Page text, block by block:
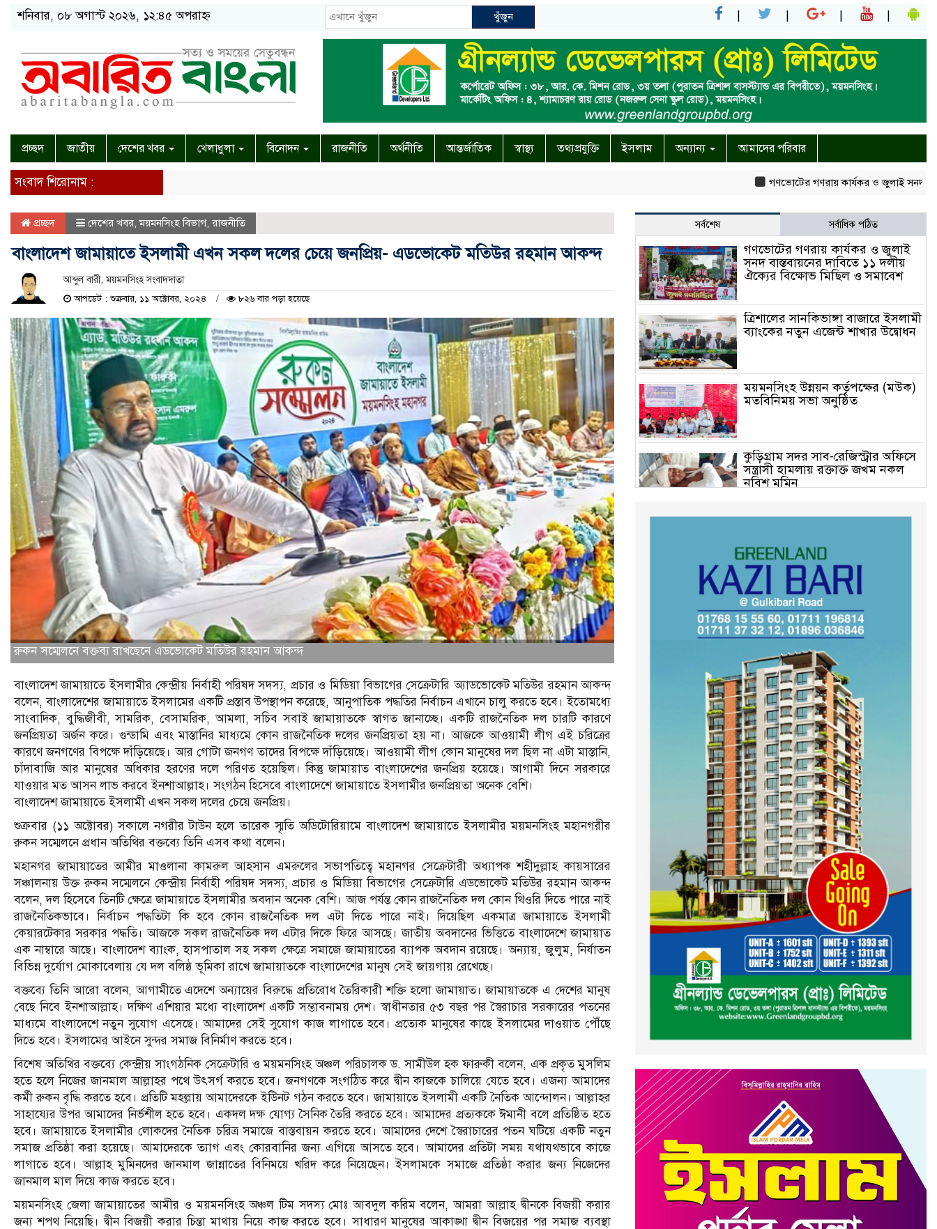
শনিবার, ০৮ অগাস্ট ২০২৬, ১২:৪৫ অপরাহ্ন খুঁজুন
প্রচ্ছদ জাতীয় দেশের খবর খেলাধুলা বিনোদন রাজনীতি অর্থনীতি আন্তর্জাতিক স্বাস্থ্য তথ্যপ্রযুক্তি ইসলাম অন্যান্য আমাদের পরিবার
সংবাদ শিরোনাম : গণভোটের গণরায় কার্যকর ও জুলাই সনদ বাস্তবায়নের
প্রচ্ছদ দেশের খবর,ময়মনসিংহ বিভাগ, রাজনীতি
বাংলাদেশ জামায়াতে ইসলামী এখন সকল দলের চেয়ে জনপ্রিয়- এডভোকেট মতিউর রহমান আকন্দ
আব্দুল বারী, ময়মনসিংহ সংবাদদাতা
আপডেট : শুক্রবার, ১১ অক্টোবর, ২০২৪ ৮২৬ বার পড়া হয়েছে
রুকন সম্মেলনে বক্তব্য রাখছেনে এডভোকেট মতিউর রহমান আকন্দ
বাংলাদেশ জামায়াতে ইসলামীর কেন্দ্রীয় নির্বাহী পরিষদ সদস্য, প্রচার ও মিডিয়া বিভাগের সেক্রেটারি অ্যাডভোকেট মতিউর রহমান আকন্দ
বলেন, বাংলাদেশের জামায়াতে ইসলামের একটি প্রস্তাব উপস্থাপন করেছে, আনুপাতিক পদ্ধতির নির্বাচন এখানে চালু করতে হবে। ইতোমধ্যে
সাংবাদিক, বুদ্ধিজীবী, সামরিক, বেসামরিক, আমলা, সচিব সবাই জামায়াতকে স্বাগত জানাচ্ছে। একটি রাজনৈতিক দল চারটি কারণে
জনপ্রিয়তা অর্জন করে। গুন্ডামি এবং মাস্তানির মাধ্যমে কোন রাজনৈতিক দলের জনপ্রিয়তা হয় না। আজকে আওয়ামী লীগ এই চরিত্রের
কারণে জনগণের বিপক্ষে দাঁড়িয়েছে। আর গোটা জনগণ তাদের বিপক্ষে দাঁড়িয়েছে। আওয়ামী লীগ কোন মানুষের দল ছিল না এটা মাস্তানি,
চাঁদাবাজি আর মানুষের অধিকার হরণের দলে পরিণত হয়েছিল। কিন্তু জামায়াত বাংলাদেশের জনপ্রিয় হয়েছে। আগামী দিনে সরকারে
যাওয়ার মত আসন লাভ করবে ইনশাআল্লাহ। সংগঠন হিসেবে বাংলাদেশে জামায়াতে ইসলামীর জনপ্রিয়তা অনেক বেশি।
বাংলাদেশ জামায়াতে ইসলামী এখন সকল দলের চেয়ে জনপ্রিয়।
শুক্রবার (১১ অক্টোবর) সকালে নগরীর টাউন হলে তারেক স্মৃতি অডিটোরিয়ামে বাংলাদেশ জামায়াতে ইসলামীর ময়মনসিংহ মহানগরীর
রুকন সম্মেলনে প্রধান অতিথির বক্তব্যে তিনি এসব কথা বলেন।
মহানগর জামায়াতের আমীর মাওলানা কামরুল আহসান এমরুলের সভাপতিত্বে মহানগর সেক্রেটারী অধ্যাপক শহীদুল্লাহ কায়সারের
সঞ্চালনায় উক্ত রুকন সম্মেলনে কেন্দ্রীয় নির্বাহী পরিষদ সদস্য, প্রচার ও মিডিয়া বিভাগের সেক্রেটারি এডভোকেট মতিউর রহমান আকন্দ
বলেন, দল হিসেবে তিনটি ক্ষেত্রে জামায়াতে ইসলামীর অবদান অনেক বেশি। আজ পর্যন্ত কোন রাজনৈতিক দল কোন থিওরি দিতে পারে নাই
রাজনৈতিকভাবে। নির্বাচন পদ্ধতিটা কি হবে কোন রাজনৈতিক দল এটা দিতে পারে নাই। দিয়েছিল একমাত্র জামায়াতে ইসলামী
কেয়ারটেকার সরকার পদ্ধতি। আজকে সকল রাজনৈতিক দল এটার দিকে ফিরে আসছে। জাতীয় অবদানের ভিত্তিতে বাংলাদেশে জামায়াত
এক নাম্বারে আছে। বাংলাদেশ ব্যাংক, হাসপাতাল সহ সকল ক্ষেত্রে সমাজে জামায়াতের ব্যাপক অবদান রয়েছে। অন্যায়, জুলুম, নির্যাতন
বিভিন্ন দুর্যোগ মোকাবেলায় যে দল বলিষ্ঠ ভূমিকা রাখে জামায়াতকে বাংলাদেশের মানুষ সেই জায়গায় রেখেছে।
বক্তব্যে তিনি আরো বলেন, আগামীতে এদেশে অন্যায়ের বিরুদ্ধে প্রতিরোধ তৈরিকারী শক্তি হলো জামায়াত। জামায়াতকে এ দেশের মানুষ
বেছে নিবে ইনশাআল্লাহ। দক্ষিণ এশিয়ার মধ্যে বাংলাদেশ একটি সম্ভাবনাময় দেশ। স্বাধীনতার ৫৩ বছর পর স্বৈরাচার সরকারের পতনের
মাধ্যমে বাংলাদেশে নতুন সুযোগ এসেছে। আমাদের সেই সুযোগ কাজ লাগাতে হবে। প্রত্যেক মানুষের কাছে ইসলামের দাওয়াত পৌঁছে
দিতে হবে। ইসলামের আইনে সুন্দর সমাজ বিনির্মাণ করতে হবে।
বিশেষ অতিথির বক্তব্যে কেন্দ্রীয় সাংগঠনিক সেক্রেটারি ও ময়মনসিংহ অঞ্চল পরিচালক ড. সামীউল হক ফারুকী বলেন, এক প্রকৃত মুসলিম
হতে হলে নিজের জানমাল আল্লাহর পথে উৎসর্গ করতে হবে। জনগণকে সংগঠিত করে দ্বীন কাজকে চালিয়ে যেতে হবে। এজন্য আমাদের
কর্মী রুকন বৃদ্ধি করতে হবে। প্রতিটি মহল্লায় আমাদেরকে ইউিনট গঠন করতে হবে। জামায়াতে ইসলামী একটি নৈতিক আন্দোলন। আল্লাহর
সাহায্যের উপর আমাদের নির্ভশীল হতে হবে। একদল দক্ষ যোগ্য সৈনিক তৈরি করতে হবে। আমাদের প্রত্যককে ঈমানী বলে প্রতিষ্ঠিত হতে
হবে। জামায়াতে ইসলামীর লোকদের নৈতিক চরিত্র সমাজে বাস্তবায়ন করতে হবে। আমাদের দেশে স্বৈরাচারের পতন ঘটিয়ে একটি নতুন
সমাজ প্রতিষ্ঠা করা হয়েছে। আমাদেরকে ত্যাগ এবং কোরবানির জন্য এগিয়ে আসতে হবে। আমাদের প্রতিটা সময় যথাযথভাবে কাজে
লাগাতে হবে। আল্লাহ মুমিনদের জানমাল জান্নাতের বিনিময়ে খরিদ করে নিয়েছেন। ইসলামকে সমাজে প্রতিষ্ঠা করার জন্য নিজেদের
জানমাল মাল দিয়ে কাজ করতে হবে।
ময়মনসিংহ জেলা জামায়াতের আমীর ও ময়মনসিংহ অঞ্চল টিম সদস্য মোঃ আবদুল করিম বলেন, আমরা আল্লাহ দ্বীনকে বিজয়ী করার
জন্য শপথ নিয়েছি। দ্বীন বিজয়ী করার চিন্তা মাথায় নিয়ে কাজ করতে হবে। সাধারণ মানুষের আকাঙ্খা দ্বীন বিজয়ের পর সমাজ ব্যবস্থা
সর্বশেষ সর্বাধিক পঠিত
গণভোটের গণরায় কার্যকর ও জুলাই
সনদ বাস্তবায়নের দাবিতে ১১ দলীয়
ঐক্যের বিক্ষোভ মিছিল ও সমাবেশ
ত্রিশালের সানকিভাঙ্গা বাজারে ইসলামী
ব্যাংকের নতুন এজেন্ট শাখার উদ্বোধন
ময়মনসিংহ উন্নয়ন কর্তৃপক্ষের (মউক)
মতবিনিময় সভা অনুষ্ঠিত
কুড়িগ্রাম সদর সাব-রেজিস্ট্রার অফিসে
সন্ত্রাসী হামলায় রক্তাক্ত জখম নকল
নবিশ মমিন
অনুষ্ঠিত
কুড়িগ্রাম কৃষি বিশ্ববিদ্যালয়ের স্থায়ী
ক্যাম্পাস নির্মাণে ইউজিসির সমন্বয়
সভা অনুষ্ঠিত
শহীদদের অসম্পূর্ণ মিশন সম্পন্ন করে
তবেই আমরা তৃপ্তিভোজন করব-
মুফতি আলী হাসান উসামা
দেশ গড়তে জুলাই জাগরণ’ কর্মসূচির
অংশ হিসেবে এনসিপির জুলাই
পথসভসায়- নাসীরুদ্দীন পাটওয়ারী
ইসলামী ব্যাংক বাংলাদেশ পিলএলসি
ময়মনসিংহ শাখার গ্রাহক সমাবেশ
২০২৪ এর গণঅভ্যুত্থানের শহিদের
কবর জিয়ারত ও দোয়া করলেন
ময়মনসিংহ মহানগর জামায়াত